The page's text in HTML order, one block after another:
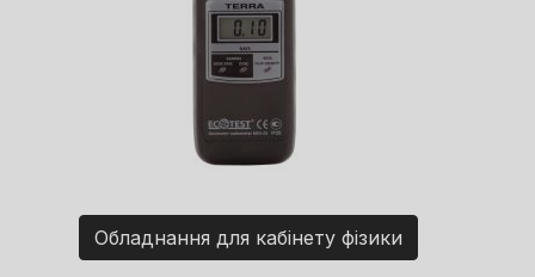
Обладнання для кабінету фізики